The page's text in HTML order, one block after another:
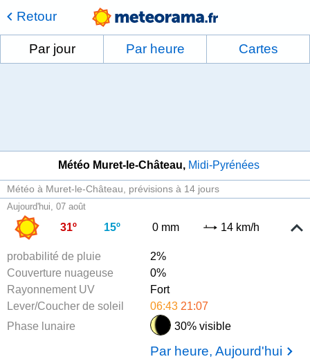
Retour
Par jour Par heure Cartes
Météo Muret-le-Château Midi-Pyrénées
Météo à Muret-le-Château prévisions à 14 jours
Aujourd'hui, 07 août
31º 15º 0 mm 14 km/h
probabilité de pluie
2%
Couverture nuageuse
0%
Rayonnement UV
Fort
Lever/Coucher de soleil
06:43 21:07
Phase lunaire
30% visible
Par heure, Aujourd'hui